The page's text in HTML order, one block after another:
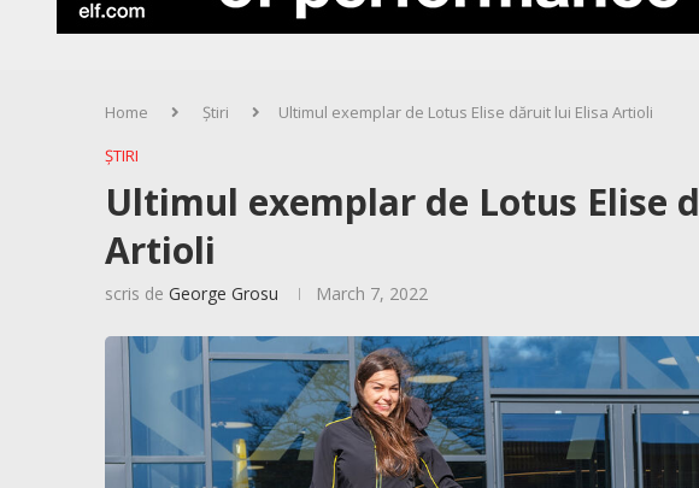
Home Știri
Ultimul exemplar de Lotus Elise dăruit lui Elisa Artioli
ȘTIRI
Ultimul exemplar de Lotus Elise
Artioli
scris de George Grosu March 7, 2022